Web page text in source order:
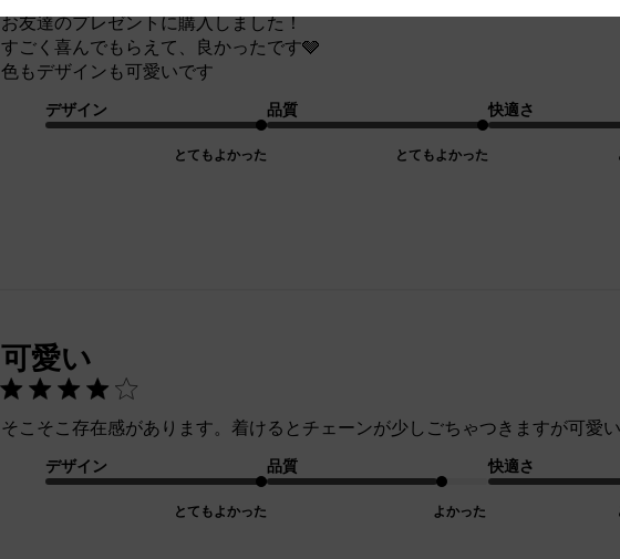
お友達のプレゼントに購入しました！
すごく喜んでもらえて、良かったです🩶
色もデザインも可愛いです
デザイン
とてもよかった
品質
とてもよかった
快適さ
可愛い
そこそこ存在感があります。着けるとチェーンが少しごちゃつきますが可愛い
デザイン
とてもよかった
品質
よかった
快適さ